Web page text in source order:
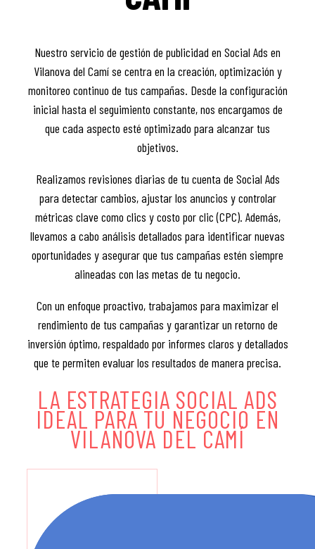
Nuestro servicio de gestión de publicidad en Social Ads en
Vilanova del Camí se centra en la creación, optimización y
monitoreo continuo de tus campañas. Desde la configuración
inicial hasta el seguimiento constante, nos encargamos de
que cada aspecto esté optimizado para alcanzar tus
objetivos.
Realizamos revisiones diarias de tu cuenta de Social Ads
para detectar cambios, ajustar los anuncios y controlar
métricas clave como clics y costo por clic (CPC). Además,
llevamos a cabo análisis detallados para identificar nuevas
oportunidades y asegurar que tus campañas estén siempre
alineadas con las metas de tu negocio.
Con un enfoque proactivo, trabajamos para maximizar el
rendimiento de tus campañas y garantizar un retorno de
inversión óptimo, respaldado por informes claros y detallados
que te permiten evaluar los resultados de manera precisa.
LA ESTRATEGIA SOCIAL ADS
IDEAL PARA TU NEGOCIO EN
VILANOVA DEL CAMÍ